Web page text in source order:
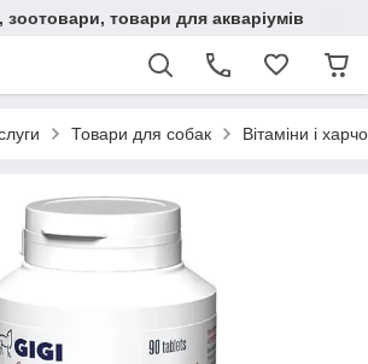
зоотовари, товари для акваріумів
Товари для собак Вітаміни і